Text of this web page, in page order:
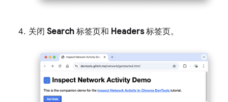
关闭 Search 标签页和 Headers标签页。